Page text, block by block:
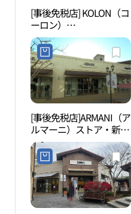
[事後免税店] KOLON（コ
ーロン）
COURONNE（クロン
ヌ）・新世界サイモンプ
レミアムアウトレットプ
サン（釜山）店(쿠론 신
세계사이먼프리미엄아울
렛 부산점)
[事後免税店]ARMANI（ア
ルマーニ）ストア・新世
界サイモンプレミアムア
ウトレットプサン（釜
山）店(아르마니 스토어
신세계사이먼프리미엄아
울렛 부산점)